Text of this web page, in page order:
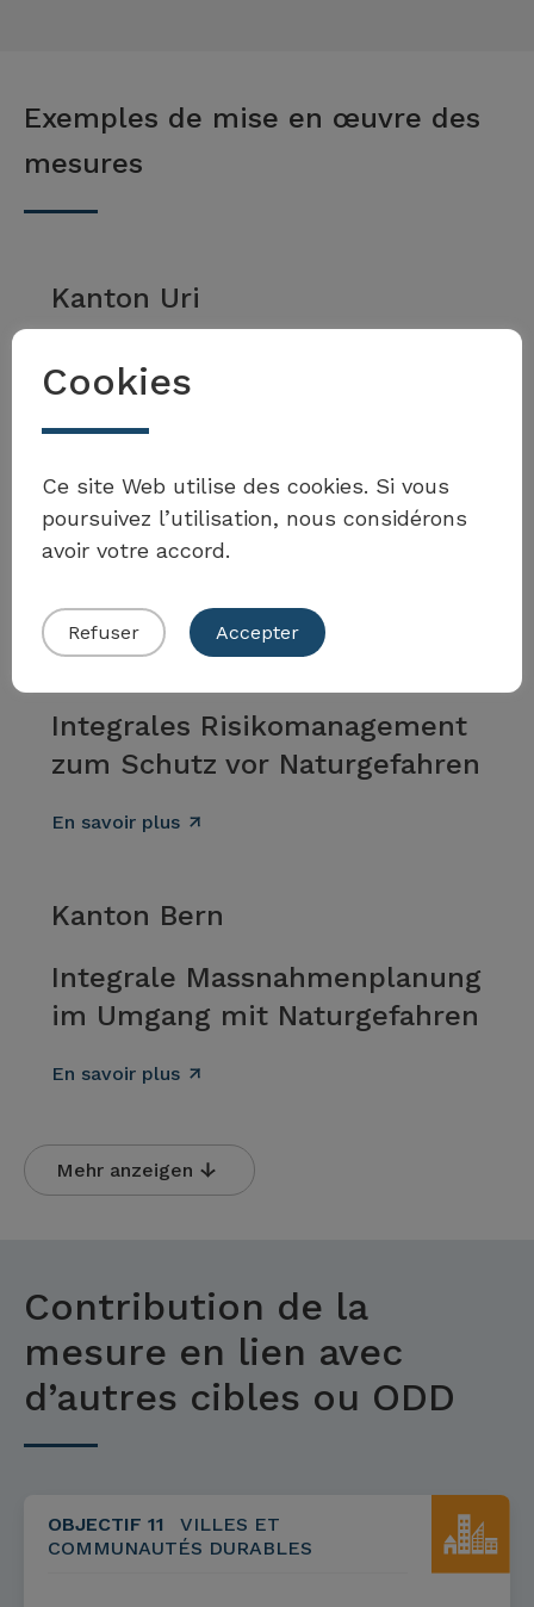
Souhaitez-vous enrichir la
boîte à outils ?
Exemples de mise en œuvre des
mesures
Kanton Uri
Vier-Pfeilerstrategie im
Konzept «Integrales
Naturgefahren-
Risikomanagement Uri –
NARIMUR»
Kanton Nidwalden
Integrales Risikomanagement
zum Schutz vor Naturgefahren
En savoir plus
Kanton Bern
Integrale Massnahmenplanung
im Umgang mit Naturgefahren
En savoir plus
Mehr anzeigen
Contribution de la
mesure en lien avec
d’autres cibles ou ODD
OBJECTIF 11
VILLES ET
COMMUNAUTÉS DURABLES
Cookies
Ce site Web utilise des cookies. Si vous
poursuivez l’utilisation, nous considérons
avoir votre accord.
Refuser Accepter